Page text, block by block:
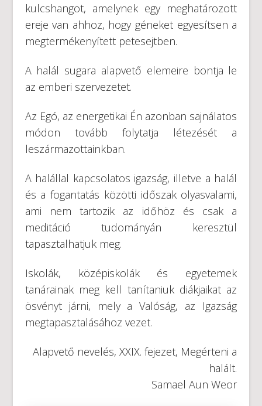
kulcshangot, amelynek egy meghatározott
ereje van ahhoz, hogy géneket egyesítsen a
megtermékenyített petesejtben.
A halál sugara alapvető elemeire bontja le
az emberi szervezetet.
Az Egó, az energetikai Én azonban sajnálatos
módon tovább folytatja létezését a
leszármazottainkban.
A halállal kapcsolatos igazság, illetve a halál
és a fogantatás közötti időszak olyasvalami,
ami nem tartozik az időhöz és csak a
meditáció tudományán keresztül
tapasztalhatjuk meg.
Iskolák, középiskolák és egyetemek
tanárainak meg kell tanítaniuk diákjaikat az
ösvényt járni, mely a Valóság, az Igazság
megtapasztalásához vezet.
Alapvető nevelés, XXIX. fejezet, Megérteni a
halált.
Samael Aun Weor